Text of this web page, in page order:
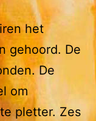
het
gehoord. De
De
om
pletter. Zes